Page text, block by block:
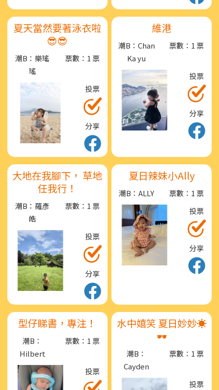
夏天當然要著泳衣啦
😎😎
潮B：樂瑤
瑤
票數：1 票
投票
分享
維港
潮B：Chan
Ka yu
票數：1 票
投票
分享
大地在我腳下， 草地
任我行！
潮B：羅彥
皓
票數：1 票
投票
分享
夏日辣妹小Ally
潮B：ALLY
票數：1 票
投票
分享
型仔睇書，專注！
潮B：
Hilbert
票數：1 票
投票
水中嬉笑 夏日妙妙☀️
🕶️
潮B：
Cayden
票數：1 票
投票